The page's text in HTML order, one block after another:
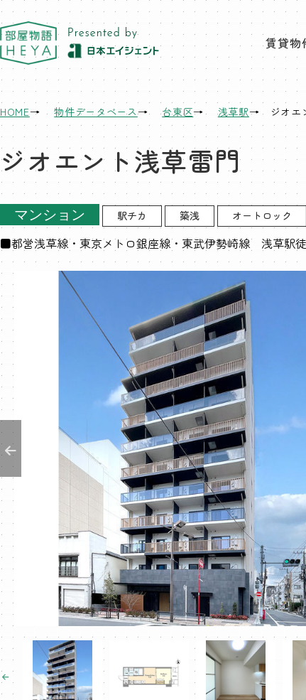
東京 部屋物語
賃貸物
HOME 物件データベース 台東区 浅草駅 ジオエ
ジオエント浅草雷門
マンション 駅チカ 築浅 オートロック
■都営浅草線・東京メトロ銀座線・東武伊勢崎線 浅草駅